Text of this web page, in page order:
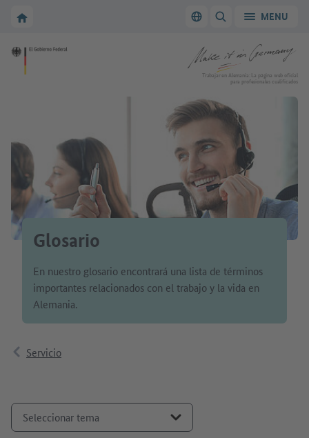
A la página de inicio de Make it in GermanyCambiar el idioma
MOSTRAR/MENU
A la página de inicio de Make it in Germany
Trabajar en Alemania: La página web oficial
para profesionales cualificados
Glosario
En nuestro glosario encontrará una lista de términos
importantes relacionados con el trabajo y la vida en
Alemania.
Servicio